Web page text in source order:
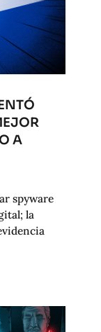
A
spyware
la